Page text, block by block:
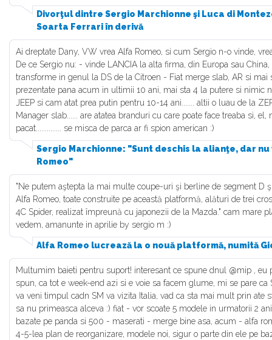
Divorţul dintre Sergio Marchionne şi Luca di
Soarta Ferrari în derivă
Ai dreptate Dany, VW vrea Alfa Romeo, si cum Sergio n-o vinde,
De ce Sergio nu: - vinde LANCIA la alta firma, din Europa sau
transforme in genul la DS de la Citroen - Fiat merge slab, AR si mai
prezentate pana acum in ultimii 10 ani, mai sta 4 la putere si nimic
JEEP si cam atat prea putin pentru 10-14 ani....... altii o luau de la
Manager slab...... are atatea branduri cu care poate face treaba si, el,
pacat.............. se misca de parca ar fi spion american :)
Sergio Marchionne: "Sunt deschis la alianţe, dar nu
Romeo"
"Ne putem aştepta la mai multe coupe-uri şi berline de segment D
Alfa Romeo, toate construite pe această platformă, alături de trei
4C Spider, realizat împreună cu japonezii de la Mazda." cam mare
vedem, amanunte in aprilie by sergio m :)
Alfa Romeo lucrează la o nouă platformă, numită
Multumim baieti pentru suport! interesant ce spune dnul @mip , eu
spun, ca tot e week-end azi si e voie sa facem glume, mi se pare ca
va veni timpul cadn SM va vizita Italia, vad ca sta mai mult prin ate
sa nu primeasca alceva :) fiat - vor scoate 5 modele in urmatorii 2
bazate pe panda si 500 - maserati - merge bine asa, acum - alfa
4-5-lea plan de reorganizare, modele noi, sigur o parte din ele pe